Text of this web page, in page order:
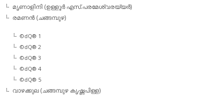
മൃണാളിനി (ഉള്ളൂര്‍ എസ്.പരമേശ്വരയ്യര്‍)
രമണന്‍ (ചങ്ങമ്പുഴ)
©dQ® 1
©dQ® 2
©dQ® 3
©dQ® 4
©dQ® 5
വാഴക്കുല (ചങ്ങമ്പുഴ കൃഷ്ണപിള്ള)